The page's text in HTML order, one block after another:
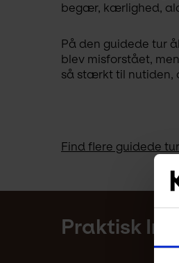
begær, kærlighed,
På den guidede tur
blev misforstået,
så stærkt til nutiden,
Find flere guidede
Praktisk